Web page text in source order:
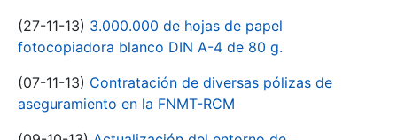
(27-11-13) 3.000.000 de hojas de papel
fotocopiadora blanco DIN A-4 de 80 g.
(07-11-13) Contratación de diversas pólizas de
aseguramiento en la FNMT-RCM